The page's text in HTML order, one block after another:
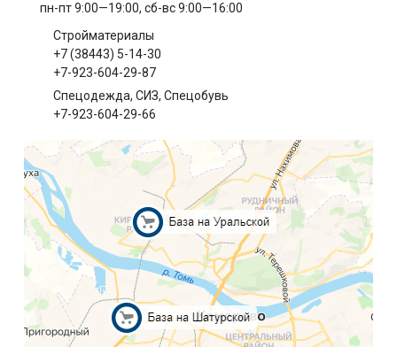
пн-пт 9:00—19:00, сб-вс 9:00—16:00
Стройматериалы
+7 (38443) 5-14-30
+7-923-604-29-87
Спецодежда, СИЗ, Спецобувь
+7-923-604-29-66